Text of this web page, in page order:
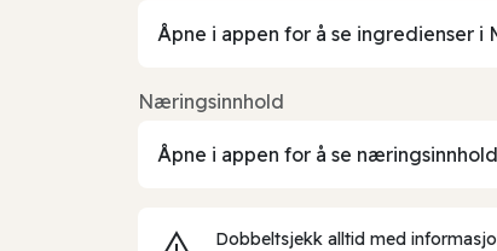
Åpne i appen for å se ingredienser i
Næringsinnhold
Åpne i appen for å se
Dobbeltsjekk alltid med